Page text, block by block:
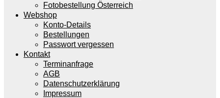
Fotobestellung Österreich
Webshop
Konto-Details
Bestellungen
Passwort vergessen
Kontakt
Terminanfrage
AGB
Datenschutzerklärung
Impressum